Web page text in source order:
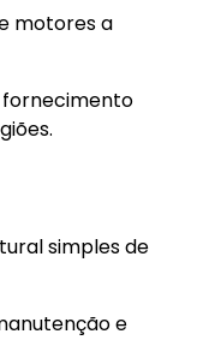
motores a
fornecimento
simples de
e